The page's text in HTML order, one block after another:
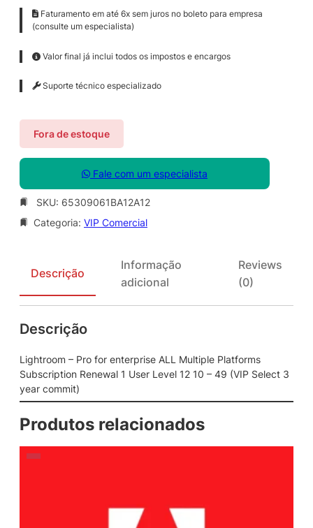
Faturamento em até 6x sem juros no boleto para empresa
(consulte um especialista)
Valor final já inclui todos os impostos e encargos
Suporte técnico especializado
Fora de estoque
Fale com um especialista
SKU: 65309061BA12A12
Categoria: VIP Comercial
Descrição
Informação
adicional
Reviews
(0)
Descrição
Lightroom – Pro for enterprise ALL Multiple Platforms
Subscription Renewal 1 User Level 12 10 – 49 (VIP Select 3
year commit)
Produtos relacionados